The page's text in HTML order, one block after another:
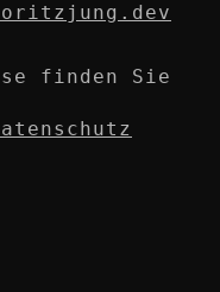
finden Sie